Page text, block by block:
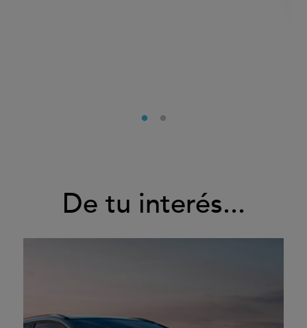
De tu interés...